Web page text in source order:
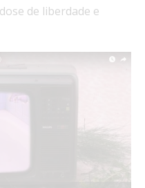
de liberdade e